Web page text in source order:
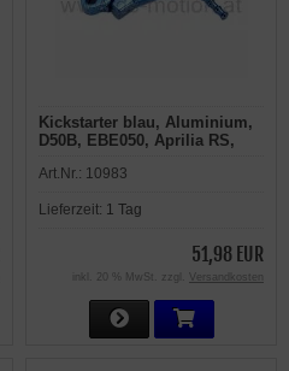
Kickstarter blau, Aluminium,
D50B, EBE050, Aprilia RS,
Senda R, SM, Gilera GSM,
Art.Nr.: 10983
Lieferzeit: 1 Tag
51,98 EUR
inkl. 20 % MwSt. zzgl. Versandkosten